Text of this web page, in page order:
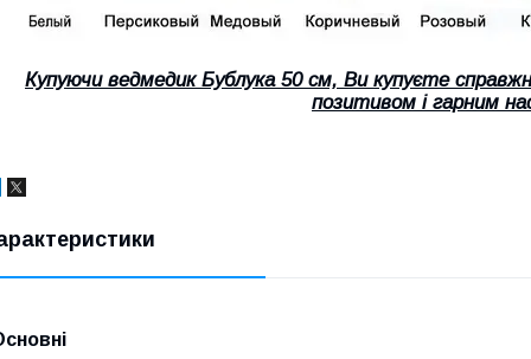
Купуючи ведмедик Бублука 50 см, Ви купуєте
позитивом і гарним